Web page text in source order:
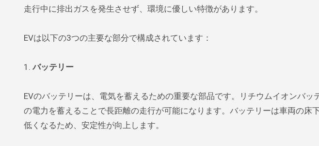
走行中に排出ガスを発生させず、環境に優しい特徴があります。
EVは以下の3つの主要な部分で構成されています：
1.バッテリー
EVのバッテリーは、電気を蓄えるための重要な部品です。リチウムイオンバ
の電力を蓄えることで長距離の走行が可能になります。バッテリーは車両の床
低くなるため、安定性が向上します。